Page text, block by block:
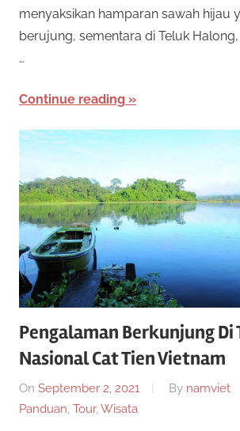
menyaksikan hamparan sawah hijau
berujung, sementara di Teluk
…
Continue reading
Pengalaman Berkunjung Di
Nasional Cat Tien Vietnam
On September 2, 2021 By namviet
Panduan, Tour, Wisata